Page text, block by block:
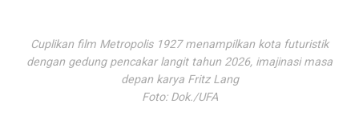
Cuplikan film Metropolis 1927 menampilkan kota futuristik
dengan gedung pencakar langit tahun 2026, imajinasi masa
depan karya Fritz Lang
Foto: Dok./UFA